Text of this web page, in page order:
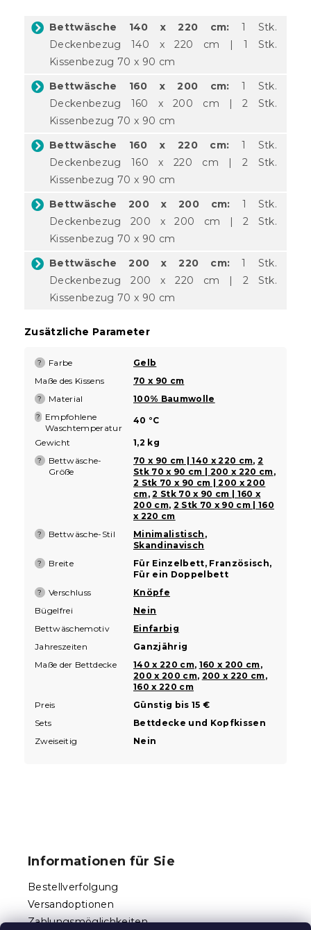
Bettwäsche 140 x 220 cm: 1 Stk.
Deckenbezug 140 x 220 cm | 1 Stk.
Kissenbezug 70 x 90 cm
Bettwäsche 160 x 200 cm: 1 Stk.
Deckenbezug 160 x 200 cm | 2 Stk.
Kissenbezug 70 x 90 cm
Bettwäsche 160 x 220 cm: 1 Stk.
Deckenbezug 160 x 220 cm | 2 Stk.
Kissenbezug 70 x 90 cm
Bettwäsche 200 x 200 cm: 1 Stk.
Deckenbezug 200 x 200 cm | 2 Stk.
Kissenbezug 70 x 90 cm
Bettwäsche 200 x 220 cm: 1 Stk.
Deckenbezug 200 x 220 cm | 2 Stk.
Kissenbezug 70 x 90 cm
Zusätzliche Parameter
? Farbe
Gelb
Maße des Kissens
70 x 90 cm
? Material 100% Baumwolle
?
Empfohlene
Waschtemperatur
40 °C
Gewicht 1,2 kg
?
Bettwäsche-
Größe
70 x 90 cm | 140 x 220 cm,2
Stk 70 x 90 cm | 200 x 220 cm,
2 Stk 70 x 90 cm | 200 x 200
cm,2 Stk 70 x 90 cm | 160 x
200 cm, 2 Stk 70 x 90 cm | 160
x 220 cm
? Bettwäsche-Stil Minimalistisch ,
Skandinavisch
? Breite
Für Einzelbett, Französisch,
Für ein Doppelbett
? Verschluss
Knöpfe
Bügelfrei
Nein
Bettwäschemotiv
Einfarbig
Jahreszeiten
Ganzjährig
Maße der Bettdecke
140 x 220 cm, 160 x 200 cm,
200 x 200 cm, 200 x 220 cm,
160 x 220 cm
Preis
Günstig bis 15 €
Sets
Bettdecke und Kopfkissen
Zweiseitig
Nein
Informationen für Sie
Bestellverfolgung
Versandoptionen
Zahlungsmöglichkeiten